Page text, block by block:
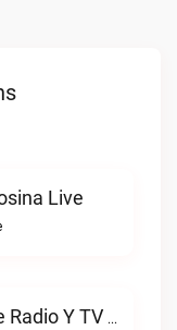
Live
Conteni2 Magazine Radio Y TV Digital Live